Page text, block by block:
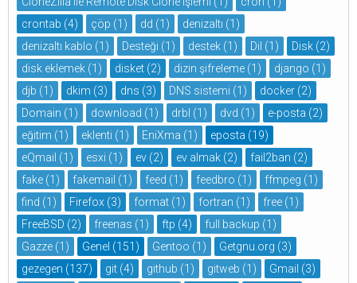
crontab (4) çöp (1) dd (1) denizaltı (1)
denizaltı kablo (1) Desteği (1) destek (1) Dil (1) Disk (2)
disk eklemek (1) disket (2) dizin şifreleme (1) django (1)
djb (1) dkim (3) dns (3) DNS sistemi (1) docker (2)
Domain (1) download (1) drbl (1) dvd (1) e-posta (2)
eğitim (1) eklenti (1) EniXma (1) eposta (19)
eQmail (1) esxi (1) ev (2) ev almak (2) fail2ban (2)
fake (1) fakemail (1) feed (1) feedbro (1) ffmpeg (1)
find (1) Firefox (3) format (1) fortran (1) free (1)
FreeBSD (2) freenas (1) ftp (4) full backup (1)
Gazze (1) Genel (151) Gentoo (1) Getgnu.org (3)
gezegen (137) git (4) github (1) gitweb (1) Gmail (3)